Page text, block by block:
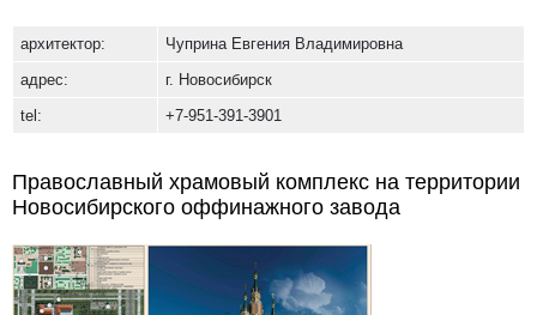
архитектор:
Чуприна Евгения Владимировна
адрес:
г. Новосибирск
tel:
+7-951-391-3901
Православный храмовый комплекс на территории
Новосибирского оффинажного завода